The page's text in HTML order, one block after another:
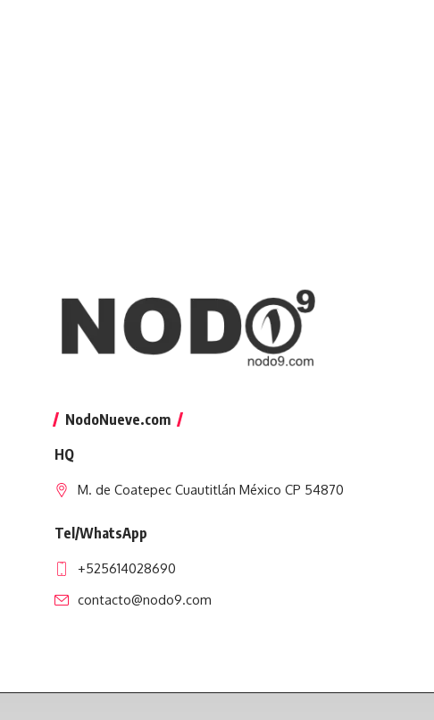
NodoNueve.com
HQ
M. de Coatepec Cuautitlán México CP 54870
Tel/WhatsApp
+525614028690
contacto@nodo9.com